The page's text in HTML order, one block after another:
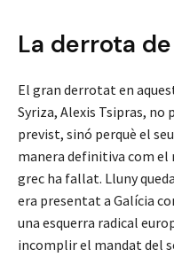
La derrota
El gran derrotat en
Syriza, Alexis Tsipras, no
previst, sinó perquè el
manera definitiva com el
grec ha fallat. Lluny
era presentat a Galícia
una esquerra radical
incomplir el mandat del